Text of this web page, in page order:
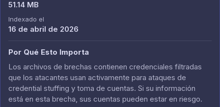
51.14 MB
Indexado el
16 de abril de 2026
Por Qué Esto Importa
Los archivos de brechas contienen credenciales filtradas
que los atacantes usan activamente para ataques de
credential stuffing y toma de cuentas. Si su información
está en esta brecha, sus cuentas pueden estar en riesgo.